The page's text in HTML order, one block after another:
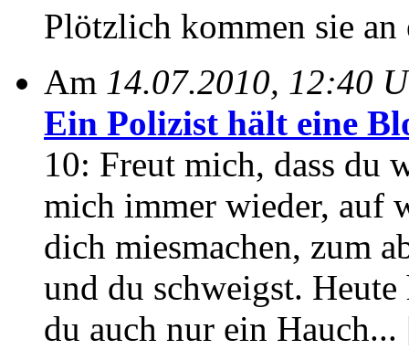
Plötzlich kommen sie an
Am 14.07.2010, 12:40
Ein Polizist hält eine
10: Freut mich, dass du
mich immer wieder, auf
dich miesmachen, zum
und du schweigst.
du auch nur ein Hauch...